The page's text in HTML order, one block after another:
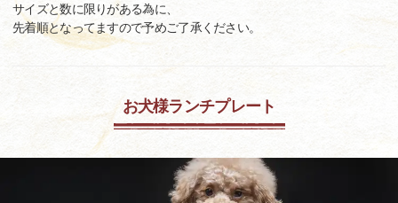
サイズと数に限りがある為に、
先着順となってますので予めご了承ください。
お犬様ランチプレート